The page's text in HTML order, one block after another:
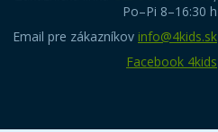
Po–Pi 8–16:30 h
Email pre zákazníkov info@4kids.sk
Facebook 4kids